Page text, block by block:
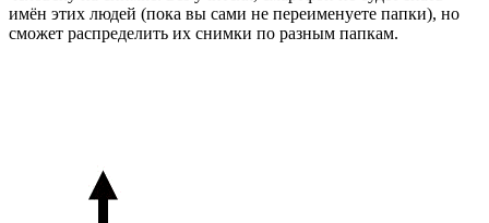
имён этих людей (пока вы сами не переименуете папки), но
сможет распределить их снимки по разным папкам.